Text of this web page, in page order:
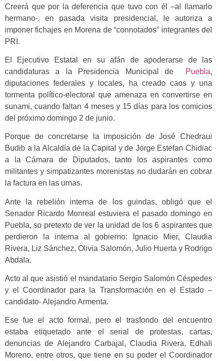
Creerá que por la deferencia que tuvo con él –al llamarlo
hermano-, en pasada visita presidencial, le autoriza a
imponer fichajes en Morena de “connotados” integrantes del
PRI.
El Ejecutivo Estatal en su afán de apoderarse de las
candidaturas a la Presidencia Municipal de
Puebla,
diputaciones federales y locales, ha creado caos y una
tormenta político-electoral que amenaza en convertirse en
sunami, cuando faltan 4 meses y 15 días para los comicios
del próximo domingo 2 de junio.
Porque de concretarse la imposición de José Chedraui
Budib a la Alcaldía de la Capital y de Jorge Estefan Chidiac
a la Cámara de Diputados, tanto los aspirantes como
militantes y simpatizantes morenistas no dudarán en cobrar
la factura en las urnas.
Ante la rebelión interna de los guindas, obligó que el
Senador Ricardo Monreal estuviera el pasado domingo en
Puebla, so pretexto de ver la unidad de los 6 aspirantes que
perdieron la interna al gobierno: Ignacio Mier, Claudia
Rivera, Liz Sánchez, Olivia Salomón, Julio Huerta y Rodrigo
Abdala.
Acto al que asistió el mandatario Sergio Salomón Céspedes
y el Coordinador para la Transformación en el Estado –
candidato- Alejandro Armenta.
Ese fue el acto formal, pero el trasfondo del encuentro
estaba etiquetado ante el serial de protestas, cartas,
denuncias de Alejandro Carbajal, Claudia Rivera, Edhali
Moreno, entre otros, que tiene en su poder el Coordinador